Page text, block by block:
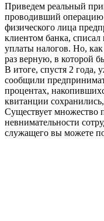
Приведем реальный
проводивший операцию
физического лица
клиентом банка,
уплаты налогов. Но,
раз верную, в которой
В итоге, спустя 2 года,
сообщили
процентах,
квитанции
Существует множество
невнимательности
служащего вы можете